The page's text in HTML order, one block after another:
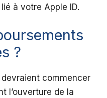
à votre Apple ID.
?
commencer
l’ouverture de la